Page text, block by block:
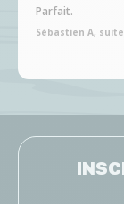
Parfait.
Sébastien A,